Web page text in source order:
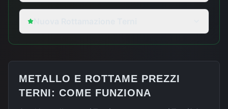
METALLO E ROTTAME PREZZI
TERNI: COME FUNZIONA